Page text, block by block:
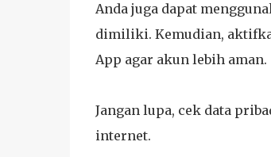
Anda juga dapat
dimiliki. Kemudian,
App agar akun lebih aman.
Jangan lupa, cek data
internet.